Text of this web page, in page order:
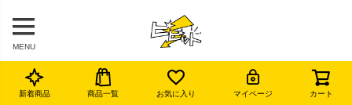
MENU
新着商品 商品一覧 お気に入り マイページ カート